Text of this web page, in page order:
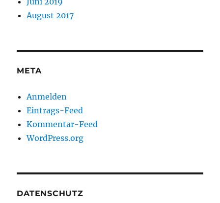
August 2017
META
Anmelden
Eintrags-Feed
Kommentar-Feed
WordPress.org
DATENSCHUTZ